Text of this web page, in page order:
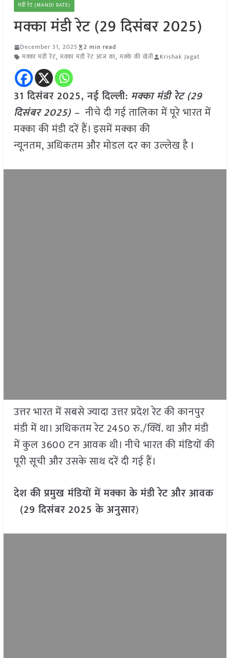
मंडी रेट (MANDI RATE)
मक्का मंडी रेट (29 दिसंबर 2025)
December 31, 2025
2 min read
मक्का मंडी रेट, मक्का मंडी रेट आज का, मक्के की खेती Krishak Jagat
31 दिसंबर 2025, नई दिल्ली: मक्का मंडी रेट (29
दिसंबर 2025) – नीचे दी गई तालिका में पूरे भारत में
मक्का की मंडी दरें हैं। इसमें मक्का की
न्यूनतम, अधिकतम और मोडल दर का उल्लेख है I
उत्तर भारत में सबसे ज्यादा उत्तर प्रदेश रेट की कानपुर
मंडी में था। अधिकतम रेट 2450 रु./क्विं. था और मंडी
में कुल 3600 टन आवक थी। नीचे भारत की मंडियों की
पूरी सूची और उसके साथ दरें दी गई हैं।
देश की प्रमुख मंडियों में मक्का के मंडी रेट और आवक
(29 दिसंबर 2025 के अनुसार)